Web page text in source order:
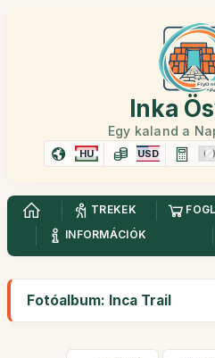
Inka
Egy kaland a
HU USD
TREKEK
INFORMÁCIÓK
Fotóalbum: Inca Trail